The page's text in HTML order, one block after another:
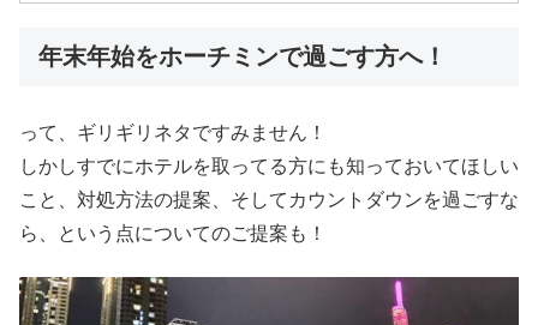
年末年始をホーチミンで過ごす方へ！
って、ギリギリネタですみません！
しかしすでにホテルを取ってる方にも知っておいてほしい
こと、対処方法の提案、そしてカウントダウンを過ごすな
ら、という点についてのご提案も！